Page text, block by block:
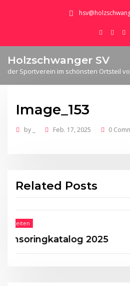
Holzschwanger SV
der Sportverein im schönsten Ortsteil
Image_153
by Feb. 17, 2025 0
Related Posts
2025